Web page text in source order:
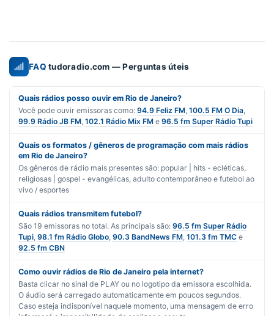
FAQ tudoradio.com — Perguntas úteis
Quais rádios posso ouvir em Rio de Janeiro?
Você pode ouvir emissoras como: 94.9 Feliz FM 100.5 FM O Dia
99.9 Rádio JB FM 102.1 Rádio Mix FM e 96.5 fm Super Rádio Tupi
Quais os formatos / gêneros de programação com mais rádios
em Rio de Janeiro?
Os gêneros de rádio mais presentes são: popular | hits - ecléticas
religiosas | gospel - evangélicas adulto contemporâneo e futebol ao
vivo / esportes
Quais rádios transmitem futebol?
São 19 emissoras no total. As principais são: 96.5 fm Super Rádio
Tupi 98.1 fm Rádio Globo 90.3 BandNews FM 101.3 fm TMC e
92.5 fm CBN
Como ouvir rádios de Rio de Janeiro pela internet?
Basta clicar no sinal de PLAY ou no logotipo da emissora escolhida.
O áudio será carregado automaticamente em poucos segundos.
Caso esteja indisponível naquele momento, uma mensagem de erro